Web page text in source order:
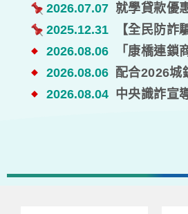
2026.07.07 就學貸款優
2025.12.31
◆ 2026.08.06
◆ 2026.08.06
◆ 2026.08.04